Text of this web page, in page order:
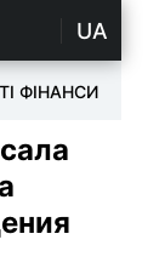
UA
ФІНАНСИ